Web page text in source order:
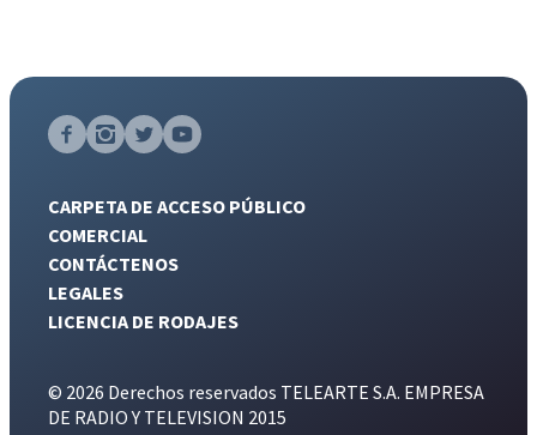
CARPETA DE ACCESO PÚBLICO
COMERCIAL
CONTÁCTENOS
LEGALES
LICENCIA DE RODAJES
© 2026 Derechos reservados TELEARTE S.A. EMPRESA
DE RADIO Y TELEVISION 2015